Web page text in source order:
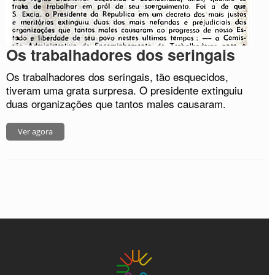
Os trabalhadores dos seringais
Os trabalhadores dos seringais, tão esquecidos,
tiveram uma grata surpresa. O presidente extinguiu
duas organizações que tantos males causaram.
Ver agora